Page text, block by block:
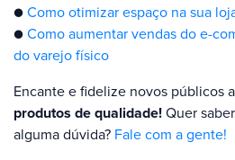
● Como otimizar espaço na sua
● Como aumentar vendas do e-
do varejo físico
Encante e fidelize novos públicos
produtos de qualidade! Quer
alguma dúvida? Fale com a gente!